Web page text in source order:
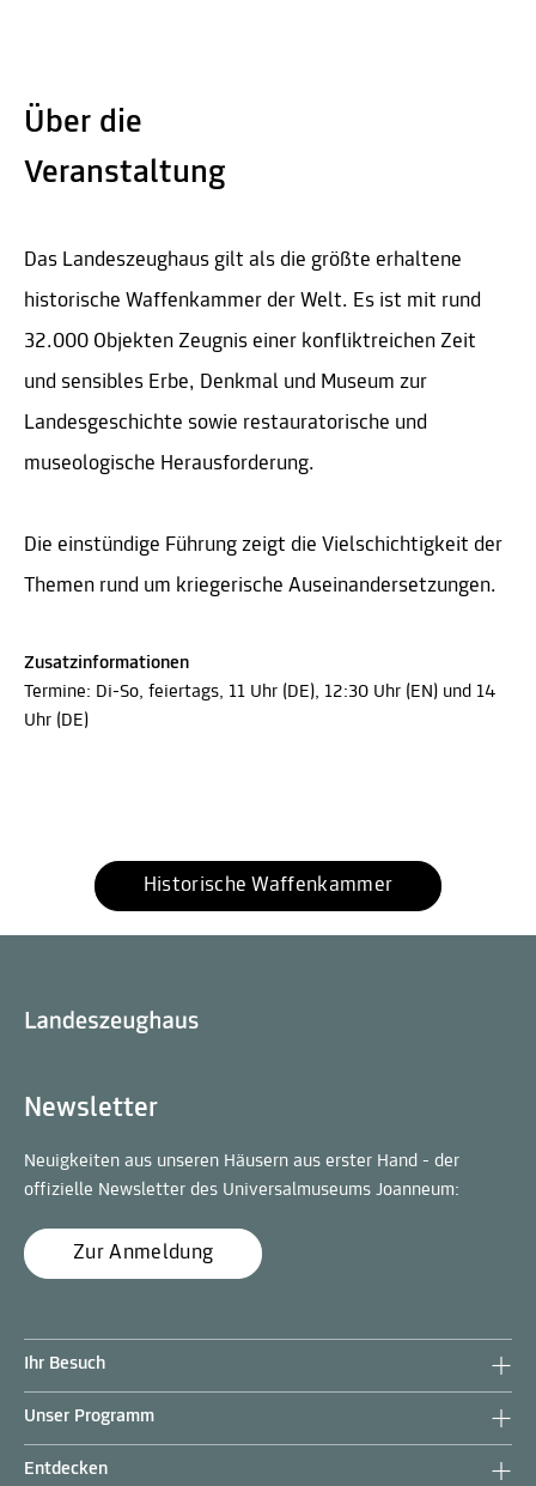
Über die
Veranstaltung
Das Landeszeughaus gilt als die größte erhaltene
historische Waffenkammer der Welt. Es ist mit rund
32.000 Objekten Zeugnis einer konfliktreichen Zeit
und sensibles Erbe, Denkmal und Museum zur
Landesgeschichte sowie restauratorische und
museologische Herausforderung.
Die einstündige Führung zeigt die Vielschichtigkeit der
Themen rund um kriegerische Auseinandersetzungen.
Zusatzinformationen
Termine: Di-So, feiertags, 11 Uhr (DE), 12:30 Uhr (EN) und 14
Uhr (DE)
Historische Waffenkammer
Newsletter
Neuigkeiten aus unseren Häusern aus erster Hand - der
offizielle Newsletter des Universalmuseums Joanneum:
Zur Anmeldung
Ihr Besuch
Unser Programm
Entdecken